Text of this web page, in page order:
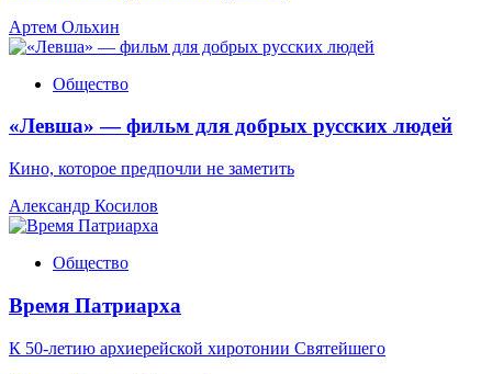
Артем Ольхин
Общество
«Левша» — фильм для добрых русских людей
Кино, которое предпочли не заметить
Александр Косилов
Общество
Время Патриарха
К 50-летию архиерейской хиротонии Святейшего